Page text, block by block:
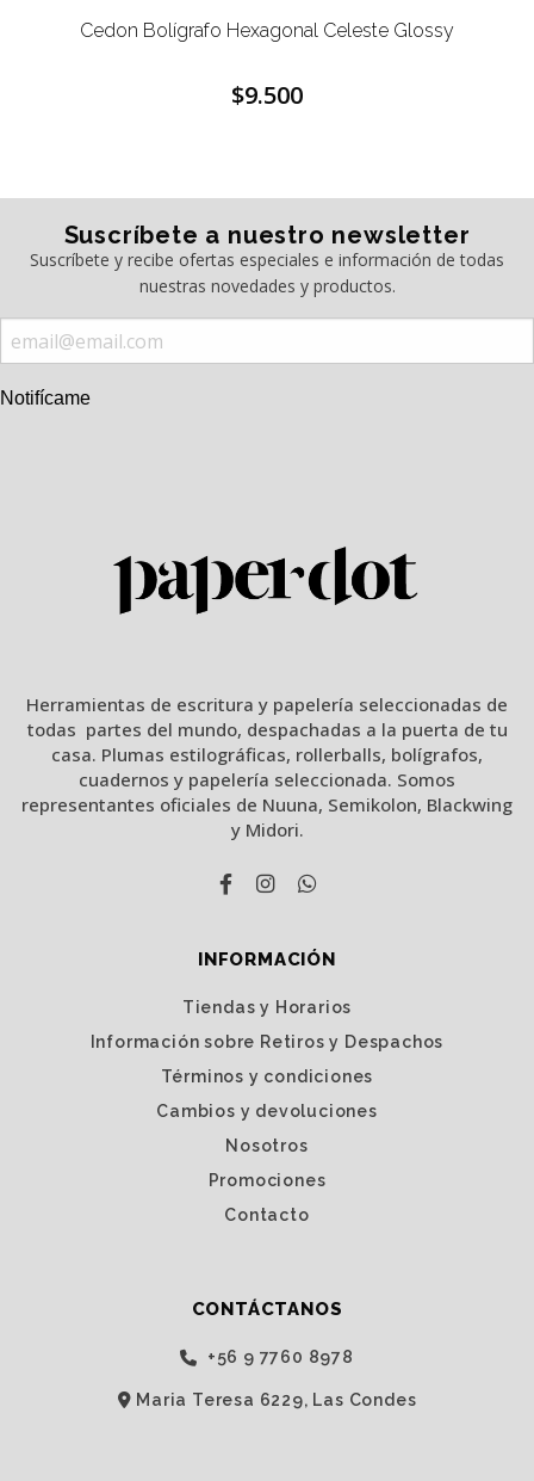
Cedon Bolígrafo Hexagonal Celeste Glossy
$9.500
Suscríbete a nuestro newsletter
Suscríbete y recibe ofertas especiales e información de todas
nuestras novedades y productos.
Notifícame
Herramientas de escritura y papelería seleccionadas de
todas partes del mundo, despachadas a la puerta de tu
casa. Plumas estilográficas, rollerballs, bolígrafos,
cuadernos y papelería seleccionada. Somos
representantes oficiales de Nuuna, Semikolon, Blackwing
y Midori.
INFORMACIÓN
Tiendas y Horarios
Información sobre Retiros y Despachos
Términos y condiciones
Cambios y devoluciones
Nosotros
Promociones
Contacto
CONTÁCTANOS
‭+56 9 7760 8978‬
Maria Teresa 6229, Las Condes